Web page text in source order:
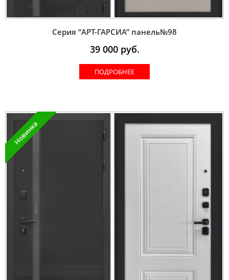
Серия “AРT-ГАРСИА” панель№98
39 000руб.
ПОДРОБНЕЕ
Новинка